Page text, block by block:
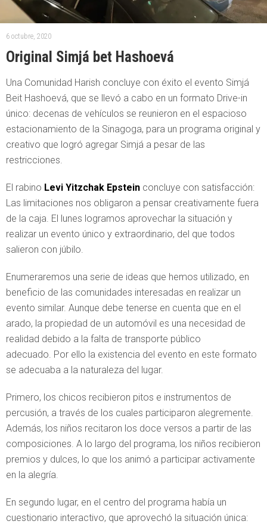
6 octubre, 2020
Original Simjá bet Hashoevá
Una Comunidad Harish concluye con éxito el evento Simjá
Beit Hashoevá, que se llevó a cabo en un formato Drive-in
único: decenas de vehículos se reunieron en el espacioso
estacionamiento de la Sinagoga, para un programa original y
creativo que logró agregar Simjá a pesar de las
restricciones.
El rabino Levi Yitzchak Epstein concluye con satisfacción:
Las limitaciones nos obligaron a pensar creativamente fuera
de la caja. El lunes logramos aprovechar la situación y
realizar un evento único y extraordinario, del que todos
salieron con júbilo.
Enumeraremos una serie de ideas que hemos utilizado, en
beneficio de las comunidades interesadas en realizar un
evento similar. Aunque debe tenerse en cuenta que en el
arado, la propiedad de un automóvil es una necesidad de
realidad debido a la falta de transporte público
adecuado. Por ello la existencia del evento en este formato
se adecuaba a la naturaleza del lugar.
Primero, los chicos recibieron pitos e instrumentos de
percusión, a través de los cuales participaron alegremente.
Además, los niños recitaron los doce versos a partir de las
composiciones. A lo largo del programa, los niños recibieron
premios y dulces, lo que los animó a participar activamente
en la alegría.
En segundo lugar, en el centro del programa había un
cuestionario interactivo, que aprovechó la situación única: